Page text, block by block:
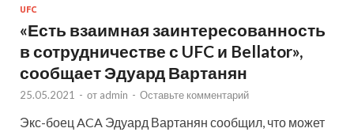
UFC
«Есть взаимная заинтересованность
в сотрудничестве с UFC и Bellator»,
сообщает Эдуард Вартанян
25.05.2021 - от admin - Оставьте комментарий
Экс-боец ACA Эдуард Вартанян сообщил, что может